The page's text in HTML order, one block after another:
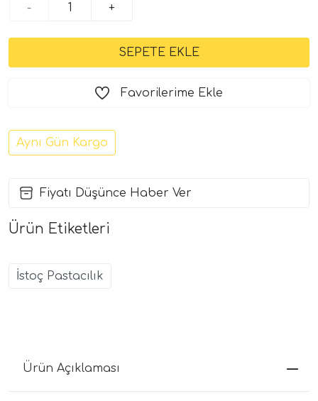
- +
Favorilerime Ekle
Aynı Gün Kargo
Fiyatı Düşünce Haber Ver
Ürün Etiketleri
İstoç Pastacılık
Ürün Açıklaması